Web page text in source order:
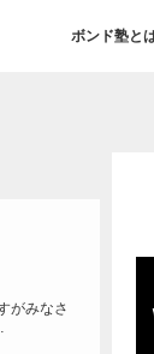
ボンド塾と
がみなさ